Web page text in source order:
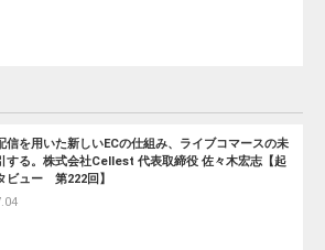
信を用いた新しいECの仕組み、ライブコマースの未
する。株式会社Cellest 代表取締役 佐々木宏志【起
ビュー 第222回】